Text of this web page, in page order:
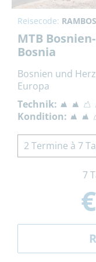
Reisecode: RAMBOS
MTB
Bosnia
Bosnien und
Europa
Technik:
Kondition:
2 Termine à 7
7